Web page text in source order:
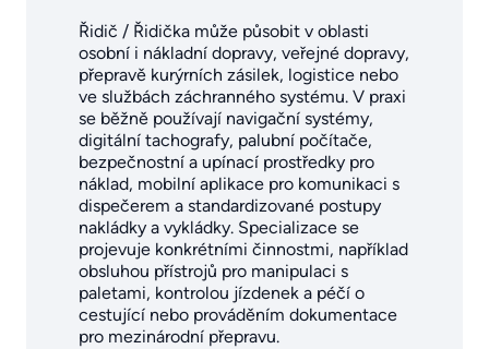
Řidič / Řidička může působit v oblasti
osobní i nákladní dopravy, veřejné dopravy,
přepravě kurýrních zásilek, logistice nebo
ve službách záchranného systému. V praxi
se běžně používají navigační systémy,
digitální tachografy, palubní počítače,
bezpečnostní a upínací prostředky pro
náklad, mobilní aplikace pro komunikaci s
dispečerem a standardizované postupy
nakládky a vykládky. Specializace se
projevuje konkrétními činnostmi, například
obsluhou přístrojů pro manipulaci s
paletami, kontrolou jízdenek a péčí o
cestující nebo prováděním dokumentace
pro mezinárodní přepravu.